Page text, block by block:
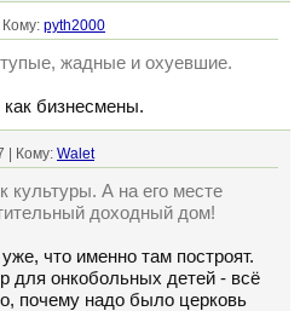
pyth2000
жадные и охуевшие.
бизнесмены.
| Кому: Walet
культуры. А на его месте
доходный дом!
что именно там построят.
для онкобольных детей - всё
почему надо было церковь